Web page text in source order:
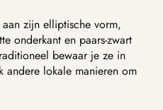
zijn elliptische vorm,
onderkant en paars-zwart
bewaar je ze in
lokale manieren om